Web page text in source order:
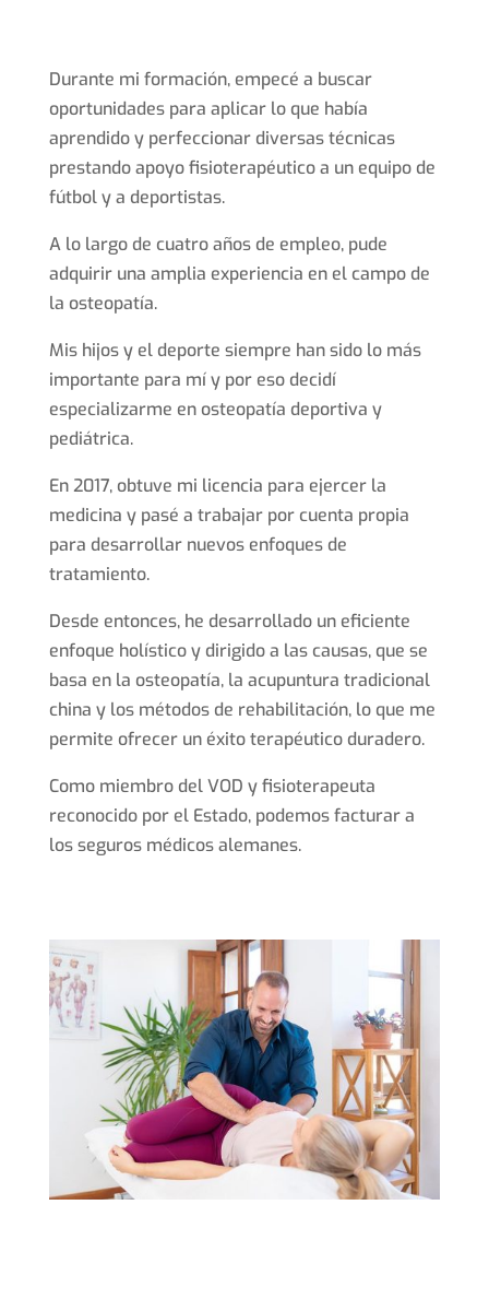
Durante mi formación, empecé a buscar
oportunidades para aplicar lo que había
aprendido y perfeccionar diversas técnicas
prestando apoyo fisioterapéutico a un equipo de
fútbol y a deportistas.
A lo largo de cuatro años de empleo, pude
adquirir una amplia experiencia en el campo de
la osteopatía.
Mis hijos y el deporte siempre han sido lo más
importante para mí y por eso decidí
especializarme en osteopatía deportiva y
pediátrica.
En 2017, obtuve mi licencia para ejercer la
medicina y pasé a trabajar por cuenta propia
para desarrollar nuevos enfoques de
tratamiento.
Desde entonces, he desarrollado un eficiente
enfoque holístico y dirigido a las causas, que se
basa en la osteopatía, la acupuntura tradicional
china y los métodos de rehabilitación, lo que me
permite ofrecer un éxito terapéutico duradero.
Como miembro del VOD y fisioterapeuta
reconocido por el Estado, podemos facturar a
los seguros médicos alemanes.